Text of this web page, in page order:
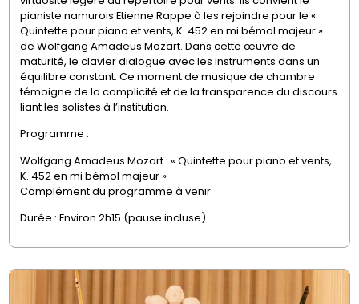
pianiste namurois Etienne Rappe à les rejoindre pour le «
Quintette pour piano et vents, K. 452 en mi bémol majeur »
de Wolfgang Amadeus Mozart. Dans cette œuvre de
maturité, le clavier dialogue avec les instruments dans un
équilibre constant. Ce moment de musique de chambre
témoigne de la complicité et de la transparence du discours
liant les solistes à l’institution.
Programme :
Wolfgang Amadeus Mozart: « Quintette pour piano et vents,
K. 452 en mi bémol majeur »
Complément du programme à venir.
Durée : Environ 2h15 (pause incluse)